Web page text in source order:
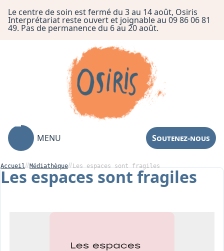
Le centre de soin est fermé du 3 au 14 août, Osiris
Interprétariat reste ouvert et joignable au 09 86 06 81
49. Pas de permanence du 6 au 20 août.
MENU Soutenez-nous
Centre de Soin
Interprétariat
Accueil Médiathèque Les espaces sont fragiles
Les espaces sont fragiles